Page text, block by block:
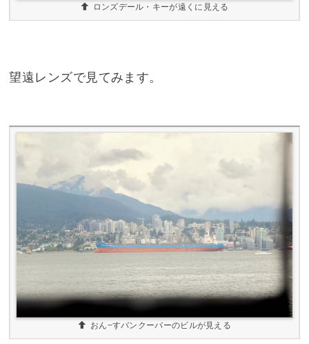
ロンズデール・キーが遠くに見える
望遠レンズで見てみます。
おん−すバンクーバーのビルが見える